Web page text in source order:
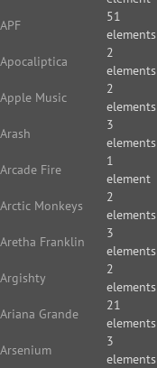
APF
51
elements
Apocaliptica
2
elements
Apple Music
2
elements
Arash
3
elements
Arcade Fire
1
element
Arctic Monkeys
2
elements
Aretha Franklin
3
elements
Argishty
2
elements
Ariana Grande
21
elements
Arsenium
3
elements